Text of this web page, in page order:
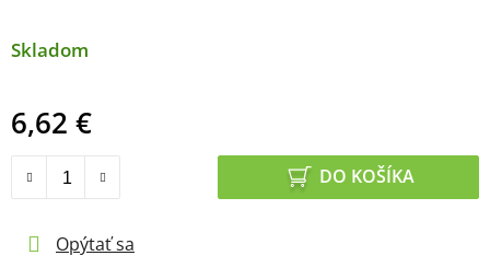
Skladom
6,62 €
DO KOŠÍKA
Opýtať sa